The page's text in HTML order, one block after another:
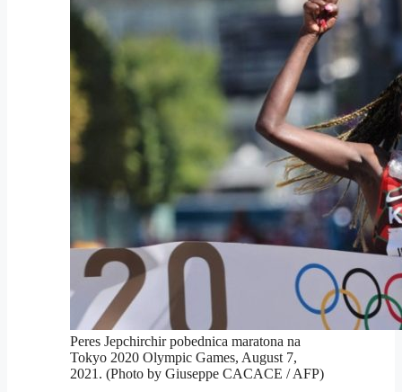
Peres Jepchirchir pobednica maratona na
Tokyo 2020 Olympic Games, August 7,
2021. (Photo by Giuseppe CACACE / AFP)